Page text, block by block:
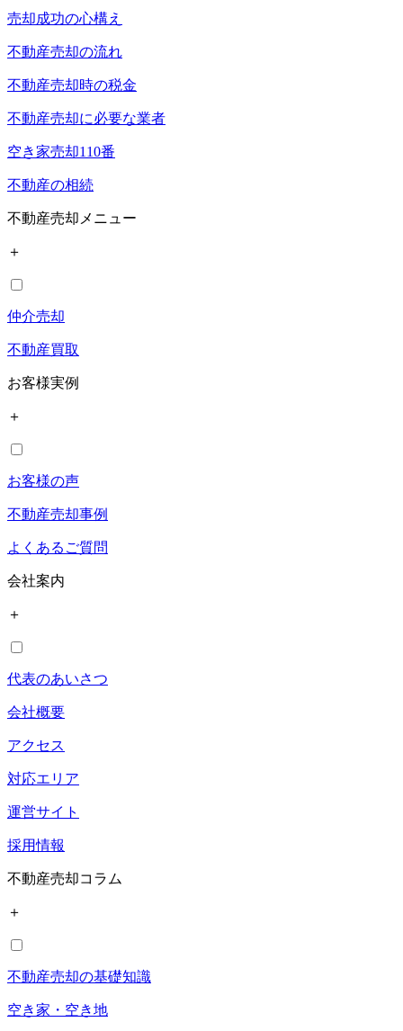
売却成功の心構え
不動産売却の流れ
不動産売却時の税金
不動産売却に必要な業者
空き家売却110番
不動産の相続
不動産売却メニュー
＋
仲介売却
不動産買取
お客様実例
＋
お客様の声
不動産売却事例
よくあるご質問
会社案内
＋
代表のあいさつ
会社概要
アクセス
対応エリア
運営サイト
採用情報
不動産売却コラム
＋
不動産売却の基礎知識
空き家・空き地